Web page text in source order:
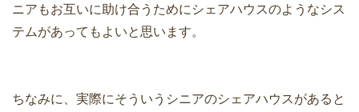
ニアもお互いに助け合うためにシェアハウスのようなシス
テムがあってもよいと思います。
ちなみに、実際にそういうシニアのシェアハウスがあると